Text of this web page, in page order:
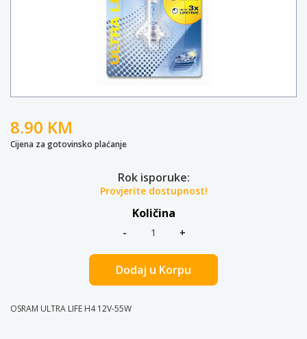
8.90 KM
Cijena za gotovinsko plaćanje
Rok isporuke:
Provjerite dostupnost!
Količina
Dodaj u Korpu
OSRAM ULTRA LIFE H4 12V-55W